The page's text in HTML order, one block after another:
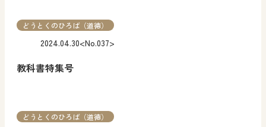
教科書特集号
2024.04.30<No.037>
どうとくのひろば（道徳）
どうとくのひろば（道徳）